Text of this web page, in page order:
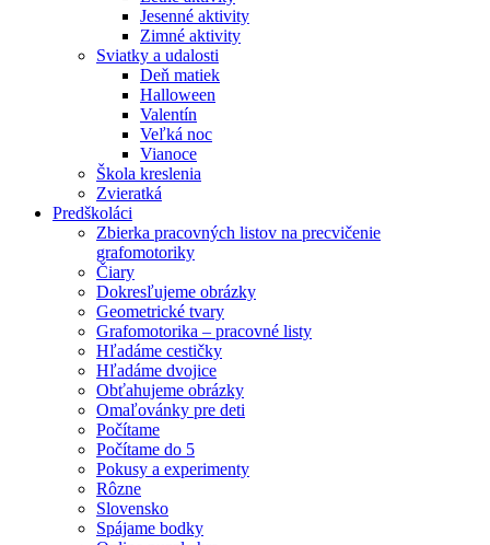
Jesenné aktivity
Zimné aktivity
Sviatky a udalosti
Deň matiek
Halloween
Valentín
Veľká noc
Vianoce
Škola kreslenia
Zvieratká
Predškoláci
Zbierka pracovných listov na precvičenie
grafomotoriky
Čiary
Dokresľujeme obrázky
Geometrické tvary
Grafomotorika – pracovné listy
Hľadáme cestičky
Hľadáme dvojice
Obťahujeme obrázky
Omaľovánky pre deti
Počítame
Počítame do 5
Pokusy a experimenty
Rôzne
Slovensko
Spájame bodky